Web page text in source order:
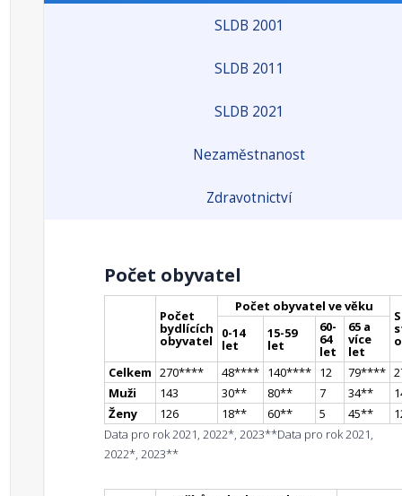
SLDB 2001
SLDB 2011
SLDB 2021
Nezaměstnanost
Zdravotnictví
Počet obyvatel
Počet
bydlících
obyvatel
Počet obyvatel ve věku
0-14
let
15-59
let
60-
64
let
65 a
více
let
Celkem 270**** 48**** 140**** 12 79****
Muži
143 30** 80** 7 34**
Ženy
126 18** 60** 5 45**
Data pro rok 2021, 2022*, 2023**Data pro rok 2021,
2022*, 2023**